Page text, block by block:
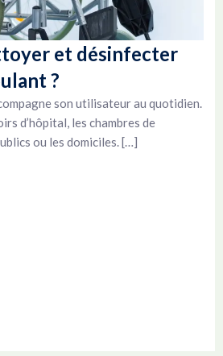
et désinfecter
?
son utilisateur au quotidien.
d’hôpital, les chambres de
ou les domiciles. […]